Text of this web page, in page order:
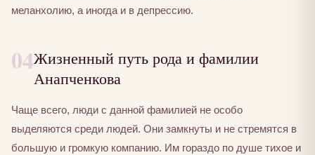
меланхолию, а иногда и в депрессию.
04Жизненный путь рода и фамилии
Анапченкова
Чаще всего, люди с данной фамилией не особо
выделяются среди людей. Они замкнуты и не стремятся в
большую и громкую компанию. Им гораздо по душе тихое и